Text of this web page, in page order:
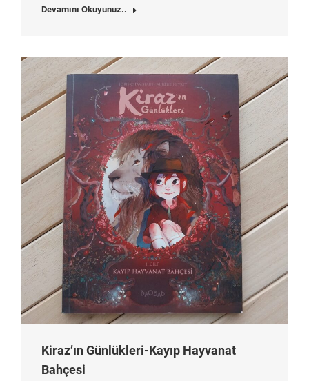
Devamını Okuyunuz..
Kiraz’ın Günlükleri-Kayıp Hayvanat
Bahçesi